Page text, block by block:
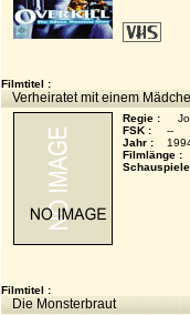
Filmtitel :
Verheiratet mit einem
Regie :
FSK :
--
Jahr :
Filmlänge :
Filmtitel :
Die Monsterbraut